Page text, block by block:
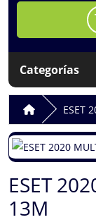
Categorías
ESET
ESET
13M